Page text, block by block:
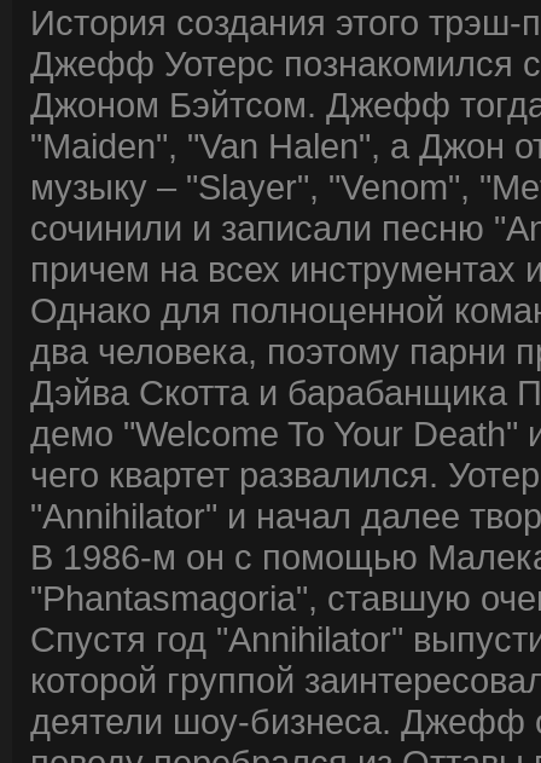
История создания этого трэш-
Джефф Уотерс познакомился
Джоном Бэйтсом. Джефф
"Maiden", "Van Halen", а Джон
музыку – "Slayer", "Venom",
сочинили и записали песню
причем на всех инструментах
Однако для полноценной
два человека, поэтому парни
Дэйва Скотта и барабанщика
демо "Welcome To Your Death"
чего квартет развалился.
"Annihilator" и начал далее
В 1986-м он с помощью
"Phantasmagoria", ставшую
Спустя год "Annihilator"
которой группой
деятели шоу-бизнеса. Джефф